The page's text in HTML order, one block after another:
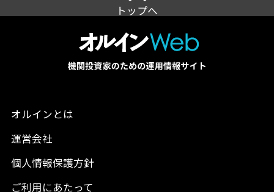
トップへ
オルインとは
運営会社
個人情報保護方針
ご利用にあたって